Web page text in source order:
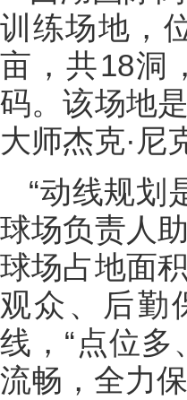
训练场地，
亩，共18洞
码。该场地
大师杰克·尼
“动线规划
球场负责人
球场占地面
观众、后勤
线，“点位
流畅，全力